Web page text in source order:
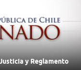
y Reglamento